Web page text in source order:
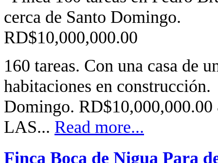
160 tareas. Con una casa de
habitaciones en
Domingo.
LAS... Read more...
Finca Boca de Nigua Para